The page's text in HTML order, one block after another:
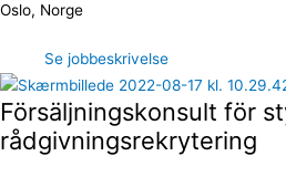
Oslo, Norge
Se jobbeskrivelse
Försäljningskonsult för
rådgivningsrekrytering